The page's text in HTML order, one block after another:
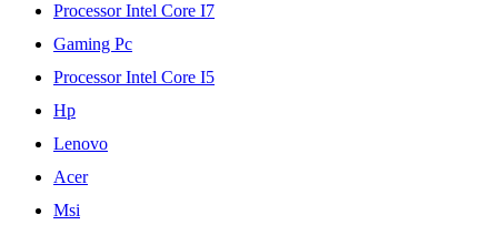
Processor Intel Core I7
Gaming Pc
Processor Intel Core I5
Hp
Lenovo
Acer
Msi